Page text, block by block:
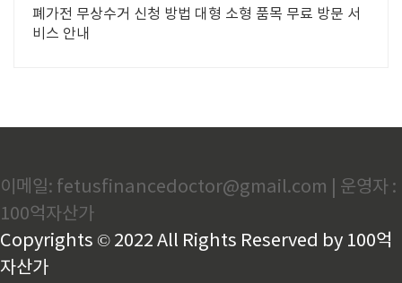
폐가전 무상수거 신청 방법 대형 소형 품목 무료 방문 서
비스 안내
이메일: fetusfinancedoctor@gmail.com | 운영자 :
100억자산가
Copyrights © 2022 All Rights Reserved by 100억
자산가